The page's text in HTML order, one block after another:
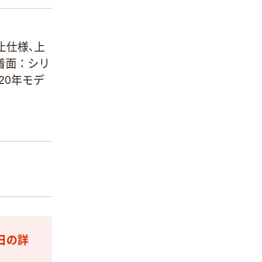
様、上
面：シリ
年モデ
の詳